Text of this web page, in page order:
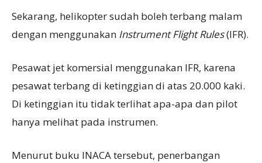
Sekarang, helikopter sudah boleh terbang malam
dengan menggunakan Instrument Flight Rules(IFR).
Pesawat jet komersial menggunakan IFR, karena
pesawat terbang di ketinggian di atas 20.000 kaki.
Di ketinggian itu tidak terlihat apa-apa dan pilot
hanya melihat pada instrumen.
Menurut buku INACA tersebut, penerbangan